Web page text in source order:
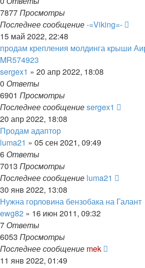
7877Просмотры
Последнее сообщение-=Viking=-
15 май 2022, 22:48
продам крепления молдинга крыши
MR574923
sergex1 » 20 апр 2022, 18:08
0 Ответы
6901 Просмотры
Последнее сообщениеsergex1
20 апр 2022, 18:08
Продам адаптор
luma21 » 05 сен 2021, 09:49
6 Ответы
7013 Просмотры
Последнее сообщение luma21
30 янв 2022, 13:08
Нужна горловина бензобака на Галант
ewg82 » 16 июн 2011, 09:32
7 Ответы
6053 Просмотры
Последнее сообщение mek
11 янв 2022, 01:49